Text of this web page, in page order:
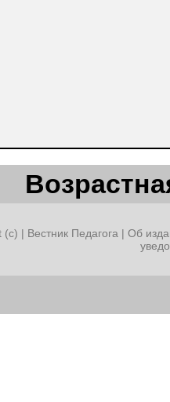
(c) | Вестник Педагога | Об